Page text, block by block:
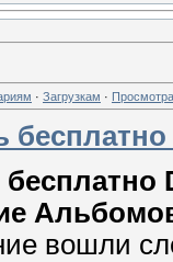
· Загрузкам ·
бесплатно
вошли